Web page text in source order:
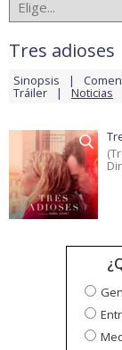
Tres adioses
Sinopsis
Tráiler Noticias